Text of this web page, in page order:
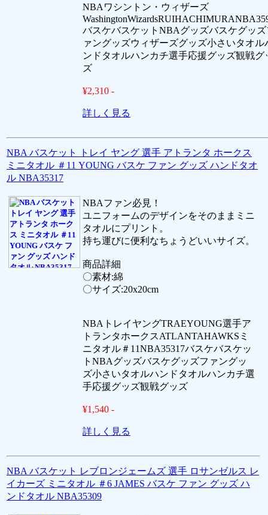
NBAワシントン・ウィザーズ
バスケバスケットNBAグッズバスケグッズ
ァングッズウィザーズグッズ小さいタオル
ンドタオルハンカチ選手応援グッズ観戦グ
ズ
¥2,310 -
詳しく見る
NBA バスケット トレイ ヤング 選手 アトランタ ホークス
ミニタオル ＃11 YOUNG バスケ ファン グッズ ハンドタオ
ル NBA35317
NBAファン必見！
ユニフォームのデザインをそのままミニ
タオルにプリント。
持ち運びに便利なちょうどいいサイズ。
商品詳細
〇素材:綿
〇サイズ:20x20cm
NBAトレイヤングTRAEYOUNG選手ア
トランタホークスATLANTAHAWKSミ
ニタオル＃11NBA35317バスケバスケッ
トNBAグッズバスケグッズファングッ
ズ小さいタオルハンドタオルハンカチ選
手応援グッズ観戦グッズ
¥1,540 -
詳しく見る
NBA バスケット レブロンジェームズ 選手 ロサンゼルス レ
イカーズ ミニタオル ＃6 JAMES バスケ ファン グッズ ハ
ンドタオル NBA35309